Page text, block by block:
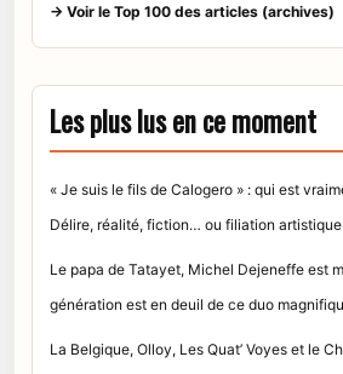
→ Voir le Top 100 des articles (archives)
Les plus lus en ce moment
« Je suis le fils de Calogero » : qui est
Délire, réalité, fiction… ou filiation artistique
Le papa de Tatayet, Michel Dejeneffe est
génération est en deuil de ce duo
La Belgique, Olloy, Les Quat’ Voyes et le